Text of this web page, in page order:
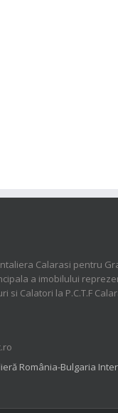
Calarasi pentru
a imobilului
si Calatori la P.C.T.F
România-Bulgaria